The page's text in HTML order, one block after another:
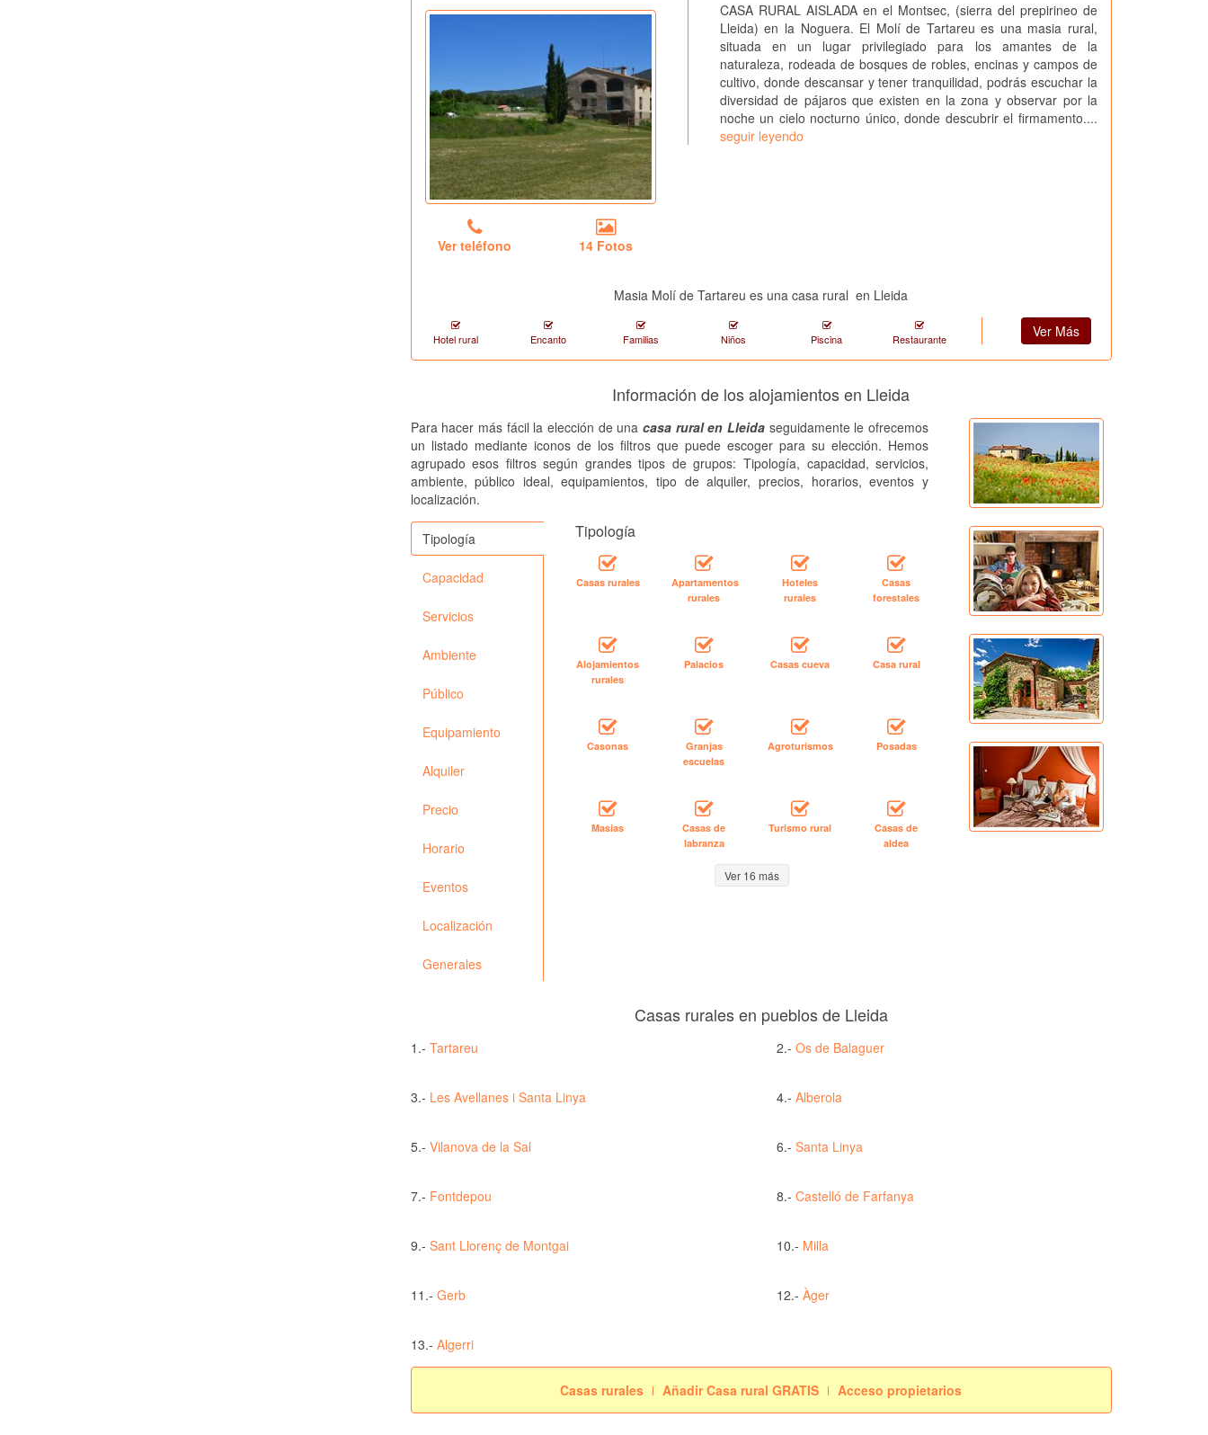
Ver teléfono 14 Fotos
CASA RURAL AISLADA en el Montsec, (sierra del prepirineo de
Lleida) en la Noguera. El Molí de Tartareu es una masia rural,
situada en un lugar privilegiado para los amantes de la
naturaleza, rodeada de bosques de robles, encinas y campos de
cultivo, donde descansar y tener tranquilidad, podrás escuchar la
diversidad de pájaros que existen en la zona y observar por la
noche un cielo nocturno único, donde descubrir el firmamento....
seguir leyendo
Masia Molí de Tartareu es una casa rural en Lleida
Hotel rural Encanto Familias Niños Piscina Restaurante Ver Más
Información de los alojamientos en Lleida
Para hacer más fácil la elección de una casa rural en Lleida seguidamente le ofrecemos
un listado mediante iconos de los filtros que puede escoger para su elección. Hemos
agrupado esos filtros según grandes tipos de grupos: Tipología, capacidad, servicios,
ambiente, público ideal, equipamientos, tipo de alquiler, precios, horarios, eventos y
localización.
Tipología
Capacidad
Servicios
Ambiente
Público
Equipamiento
Alquiler
Precio
Horario
Eventos
Localización
Generales
Tipología
Casas rurales
Apartamentos
rurales
Hoteles
rurales
Casas
forestales
Alojamientos
rurales
Palacios Casas cueva Casa rural
Casonas
Granjas
escuelas
Agroturismos Posadas
Masías
Casas de
labranza
Turismo rural
Casas de
aldea
Ver 16 más
Casas rurales en pueblos de Lleida
1.- Tartareu 2.-Os de Balaguer
3.- Les Avellanes i Santa Linya 4.-Alberola
5.- Vilanova de la Sal 6.-Santa Linya
7.- Fontdepou 8.-Castelló de Farfanya
9.- Sant Llorenç de Montgai 10.- Milla
11.- Gerb 12.-Àger
13.- Algerri
Casas rurales Añadir Casa rural GRATIS Acceso propietarios